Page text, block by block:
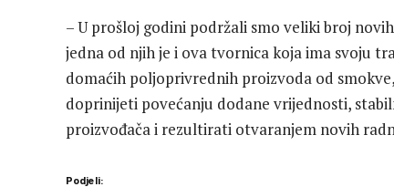
– U prošloj godini podržali smo veliki broj
jedna od njih je i ova tvornica koja ima svoju
domaćih poljoprivrednih proizvoda od
doprinijeti povećanju dodane vrijednosti,
proizvođača i rezultirati otvaranjem novih
Podjeli: